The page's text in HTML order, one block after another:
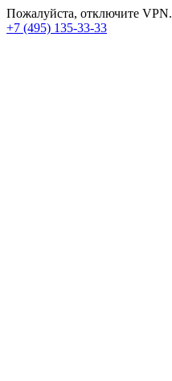
Пожалуйста, отключите VPN.
+7 (495) 135-33-33